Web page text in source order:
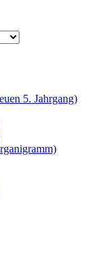
5. Jahrgang)